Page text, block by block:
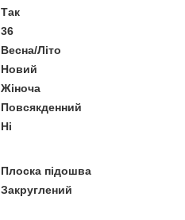
Так
36
Весна/Літо
Новий
Жіноча
Повсякденний
Ні
Плоска підошва
Закруглений